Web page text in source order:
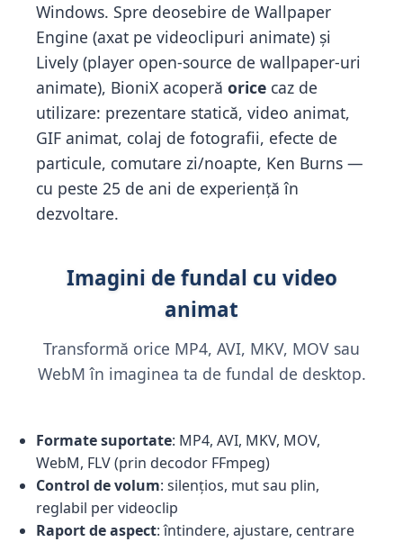
Windows. Spre deosebire de Wallpaper
Engine (axat pe videoclipuri animate) și
Lively (player open-source de wallpaper-uri
animate), BioniX acoperă orice caz de
utilizare: prezentare statică, video animat,
GIF animat, colaj de fotografii, efecte de
particule, comutare zi/noapte, Ken Burns —
cu peste 25 de ani de experiență în
dezvoltare.
Imagini de fundal cu video
animat
Transformă orice MP4, AVI, MKV, MOV sau
WebM în imaginea ta de fundal de desktop.
Formate suportate: MP4, AVI, MKV, MOV,
WebM, FLV (prin decodor FFmpeg)
Control de volum: silențios, mut sau plin,
reglabil per videoclip
Raport de aspect: întindere, ajustare, centrare